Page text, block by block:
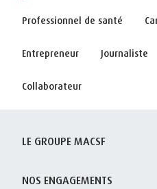
Professionnel de santé
Entrepreneur Journaliste
Collaborateur
LE GROUPE MACSF
NOS ENGAGEMENTS